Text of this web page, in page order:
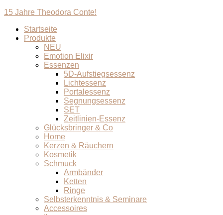
15 Jahre Theodora Conte!
Startseite
Produkte
NEU
Emotion Elixir
Essenzen
5D-Aufstiegsessenz
Lichtessenz
Portalessenz
Segnungsessenz
SET
Zeitlinien-Essenz
Glücksbringer & Co
Home
Kerzen & Räuchern
Kosmetik
Schmuck
Armbänder
Ketten
Ringe
Selbsterkenntnis & Seminare
Accessoires